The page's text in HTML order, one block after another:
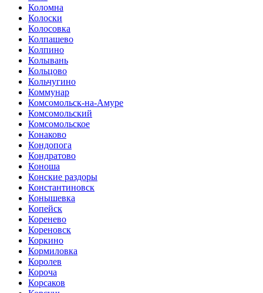
Коломна
Колоски
Колосовка
Колпашево
Колпино
Колывань
Кольцово
Кольчугино
Коммунар
Комсомольск-на-Амуре
Комсомольский
Комсомольское
Конаково
Кондопога
Кондратово
Коноша
Конские раздоры
Константиновск
Конышевка
Копейск
Коренево
Кореновск
Коркино
Кормиловка
Королев
Короча
Корсаков